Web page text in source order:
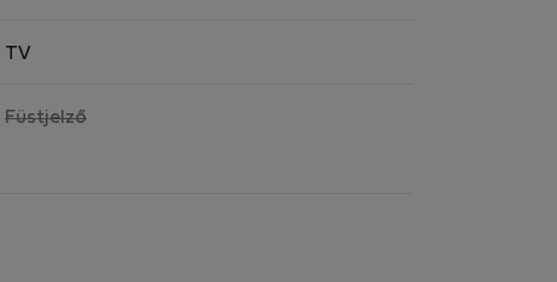
TV
Füstjelző,